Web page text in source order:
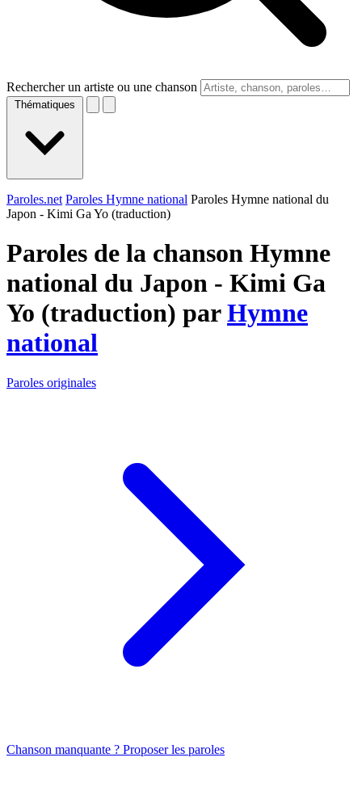
Rechercher un artiste ou une chanson
Thématiques
Paroles.net Paroles Hymne national Paroles Hymne national du
Japon - Kimi Ga Yo (traduction)
Paroles de la chanson Hymne
national du Japon - Kimi Ga
Yo (traduction) parHymne
national
Paroles originales
Chanson manquante ? Proposer les paroles